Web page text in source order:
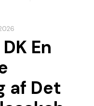
En
af Det